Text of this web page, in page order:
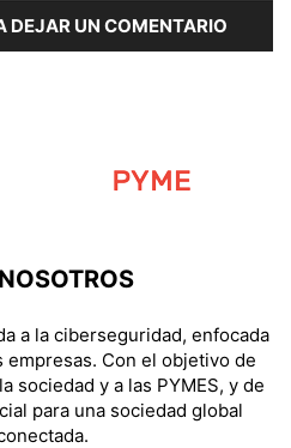
DEJAR UN COMENTARIO
a la ciberseguridad, enfocada
empresas. Con el objetivo de
sociedad y a las PYMES, y de
para una sociedad global